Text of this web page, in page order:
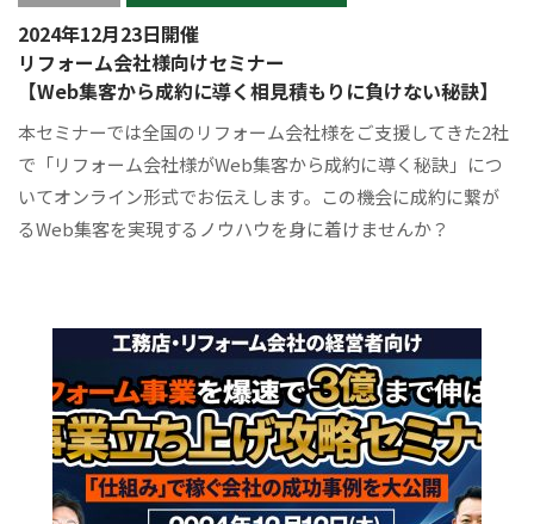
2024年12月23日開催
リフォーム会社様向けセミナー
【Web集客から成約に導く相見積もりに負けない秘訣】
本セミナーでは全国のリフォーム会社様をご支援してきた2社
で「リフォーム会社様がWeb集客から成約に導く秘訣」につ
いてオンライン形式でお伝えします。この機会に成約に繋が
るWeb集客を実現するノウハウを身に着けませんか？